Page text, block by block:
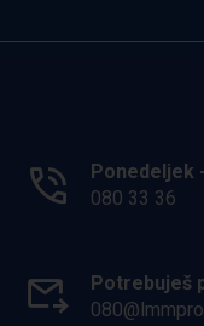
Ponedeljek
080 33 36
Potrebuješ